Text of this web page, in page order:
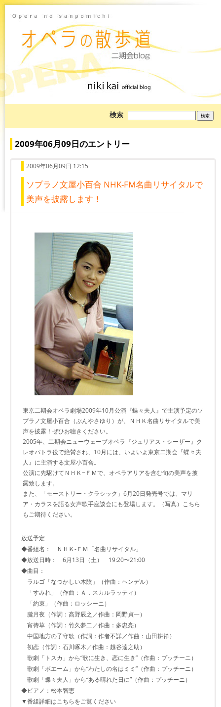
検索
を
索:
2009年06月09日のエントリー
2009年06月09日 12:15
ソプラノ文屋小百合 NHK-FM名曲リサイタルで
美声を披露します！
東京二期会オペラ劇場2009年10月公演『蝶々夫人』で主演予定のソ
プラノ文屋小百合（ぶんやさゆり）が、ＮＨＫ名曲リサイタルで美
声を披露！ぜひお聴きください。
2005年、二期会ニューウェーブオペラ『ジュリアス・シーザー』ク
レオパトラ役で絶賛され、10月には、いよいよ東京二期会『蝶々夫
人』に主演する文屋小百合。
公演に先駆けてＮＨＫ−ＦＭで、オペラアリアを含む旬の美声を披
露致します。
また、「モーストリー・クラシック」6月20日発売号では、マリ
ア・カラスを語る女声歌手座談会にも登場します。（写真）こちら
もご期待ください。
放送予定
◆番組名： ＮＨＫ-ＦＭ「名曲リサイタル」
◆放送日時： 6月13日（土） 19:20〜21:00
◆曲目：
ラルゴ「なつかしい木陰」（作曲：ヘンデル）
「すみれ」（作曲：Ａ．スカルラッティ）
「約束」（作曲：ロッシーニ）
朧月夜（作詞：高野辰之／作曲：岡野貞一）
宵待草（作詞：竹久夢二／作曲：多忠亮）
中国地方の子守歌（作詞：作者不詳／作曲：山田耕筰）
初恋（作詞：石川啄木／作曲：越谷達之助）
歌劇「トスカ」から“歌に生き、恋に生き”（作曲：プッチーニ）
歌劇「ボエーム」から“わたしの名はミミ”（作曲：プッチーニ）
歌劇「蝶々夫人」から“ある晴れた日に”（作曲：プッチーニ）
◆ピアノ：松本智恵
▼番組詳細はこちらをご覧ください